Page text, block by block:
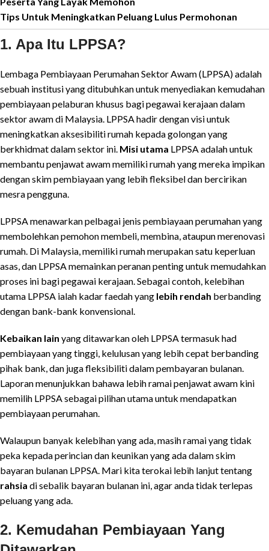
Tips Untuk Meningkatkan Peluang Lulus Permohonan
1. Apa Itu LPPSA?
Lembaga Pembiayaan Perumahan Sektor Awam (LPPSA) adalah
sebuah institusi yang ditubuhkan untuk menyediakan kemudahan
pembiayaan pelaburan khusus bagi pegawai kerajaan dalam
sektor awam di Malaysia. LPPSA hadir dengan visi untuk
meningkatkan aksesibiliti rumah kepada golongan yang
berkhidmat dalam sektor ini. Misi utama LPPSA adalah untuk
membantu penjawat awam memiliki rumah yang mereka impikan
dengan skim pembiayaan yang lebih fleksibel dan bercirikan
mesra pengguna.
LPPSA menawarkan pelbagai jenis pembiayaan perumahan yang
membolehkan pemohon membeli, membina, ataupun merenovasi
rumah. Di Malaysia, memiliki rumah merupakan satu keperluan
asas, dan LPPSA memainkan peranan penting untuk memudahkan
proses ini bagi pegawai kerajaan. Sebagai contoh, kelebihan
utama LPPSA ialah kadar faedah yang lebih rendah berbanding
dengan bank-bank konvensional.
Kebaikan lain yang ditawarkan oleh LPPSA termasuk had
pembiayaan yang tinggi, kelulusan yang lebih cepat berbanding
pihak bank, dan juga fleksibiliti dalam pembayaran bulanan.
Laporan menunjukkan bahawa lebih ramai penjawat awam kini
memilih LPPSA sebagai pilihan utama untuk mendapatkan
pembiayaan perumahan.
Walaupun banyak kelebihan yang ada, masih ramai yang tidak
peka kepada perincian dan keunikan yang ada dalam skim
bayaran bulanan LPPSA. Mari kita terokai lebih lanjut tentang
rahsia di sebalik bayaran bulanan ini, agar anda tidak terlepas
peluang yang ada.
2. Kemudahan Pembiayaan Yang